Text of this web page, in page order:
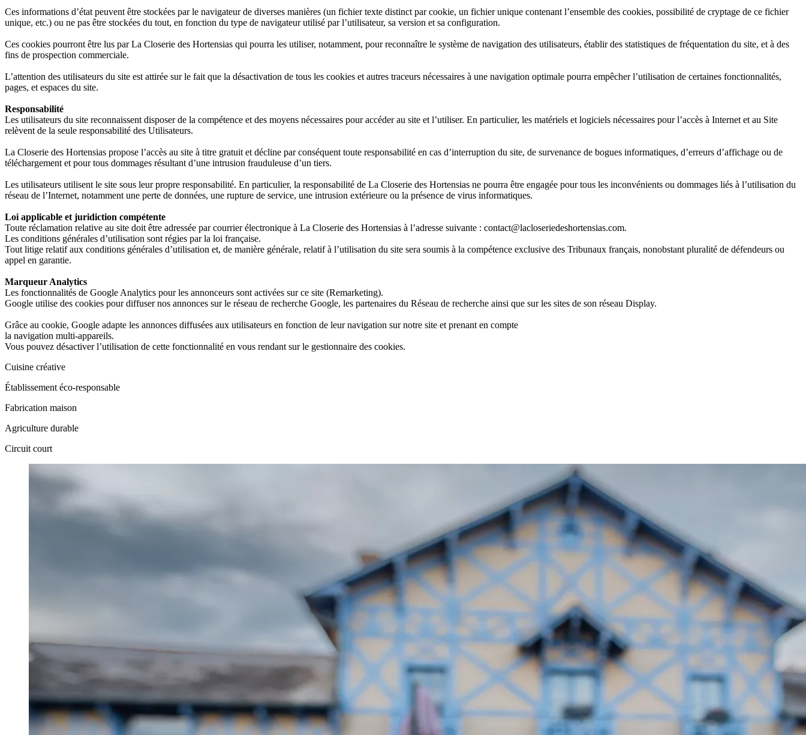
Ces informations d’état peuvent être stockées par le navigateur de diverses manières (un fichier texte distinct par cookie, un fichier unique contenant l’ensemble des cookies, possibilité de cryptage de ce fichier
unique, etc.) ou ne pas être stockées du tout, en fonction du type de navigateur utilisé par l’utilisateur, sa version et sa configuration.
Ces cookies pourront être lus par La Closerie des Hortensias qui pourra les utiliser, notamment, pour reconnaître le système de navigation des utilisateurs, établir des statistiques de fréquentation du site, et à des
fins de prospection commerciale.
L’attention des utilisateurs du site est attirée sur le fait que la désactivation de tous les cookies et autres traceurs nécessaires à une navigation optimale pourra empêcher l’utilisation de certaines fonctionnalités,
pages, et espaces du site.
Responsabilité
Les utilisateurs du site reconnaissent disposer de la compétence et des moyens nécessaires pour accéder au site et l’utiliser. En particulier, les matériels et logiciels nécessaires pour l’accès à Internet et au Site
relèvent de la seule responsabilité des Utilisateurs.
La Closerie des Hortensias propose l’accès au site à titre gratuit et décline par conséquent toute responsabilité en cas d’interruption du site, de survenance de bogues informatiques, d’erreurs d’affichage ou de
téléchargement et pour tous dommages résultant d’une intrusion frauduleuse d’un tiers.
Les utilisateurs utilisent le site sous leur propre responsabilité. En particulier, la responsabilité de La Closerie des Hortensias ne pourra être engagée pour tous les inconvénients ou dommages liés à l’utilisation du
réseau de l’Internet, notamment une perte de données, une rupture de service, une intrusion extérieure ou la présence de virus informatiques.
Loi applicable et juridiction compétente
Toute réclamation relative au site doit être adressée par courrier électronique à La Closerie des Hortensias à l’adresse suivante : contact@lacloseriedeshortensias.com.
Les conditions générales d’utilisation sont régies par la loi française.
Tout litige relatif aux conditions générales d’utilisation et, de manière générale, relatif à l’utilisation du site sera soumis à la compétence exclusive des Tribunaux français, nonobstant pluralité de défendeurs ou
appel en garantie.
Marqueur Analytics
Les fonctionnalités de Google Analytics pour les annonceurs sont activées sur ce site (Remarketing).
Google utilise des cookies pour diffuser nos annonces sur le réseau de recherche Google, les partenaires du Réseau de recherche ainsi que sur les sites de son réseau Display.
Grâce au cookie, Google adapte les annonces diffusées aux utilisateurs en fonction de leur navigation sur notre site et prenant en compte
la navigation multi-appareils.
Vous pouvez désactiver l’utilisation de cette fonctionnalité en vous rendant sur le gestionnaire des cookies.
Cuisine créative
Établissement éco‑responsable
Fabrication maison
Agriculture durable
Circuit court